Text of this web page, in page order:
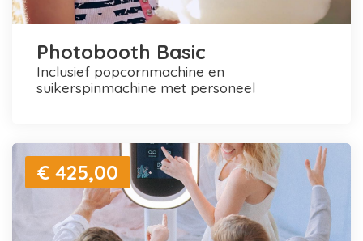
Photobooth Basic
inclusief popcornmachine en
suikerspinmachine met personeel
€ 425,00